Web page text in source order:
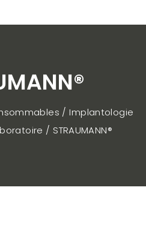
Implantologie
STRAUMANN®